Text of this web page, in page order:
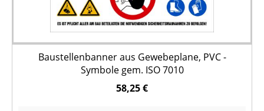
Baustellenbanner aus Gewebeplane, PVC -
Symbole gem. ISO 7010
58,25 €